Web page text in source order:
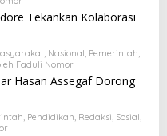
Tekankan Kolaborasi
, Nasional, Pemerintah,
Faduli Nomor
Hasan Assegaf Dorong
, Pendidikan, Redaksi, Sosial,